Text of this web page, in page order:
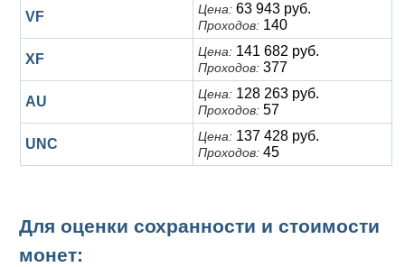
VF Цена: 63 943 руб.
Проходов: 140
XF Цена: 141 682 руб.
Проходов: 377
AU Цена: 128 263 руб.
Проходов: 57
UNC Цена: 137 428 руб.
Проходов: 45
Для оценки сохранности и стоимости
монет: